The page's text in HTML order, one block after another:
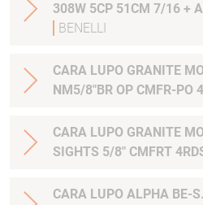
308W 5CP 51CM 7/
BENELLI
CARA LUPO GRANITE MOSS
NM5/8"BR OP CMFR-PO
CARA LUPO GRANITE MOSS 7RM
SIGHTS 5/8" CMFRT
CARA LUPO ALPHA BE-